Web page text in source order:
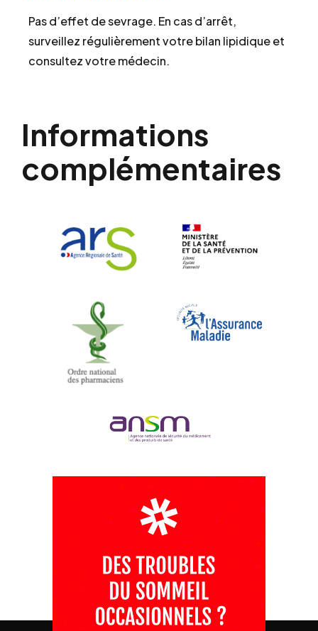
Pas d’effet de sevrage. En cas d’arrêt,
surveillez régulièrement votre bilan lipidique et
consultez votre médecin.
Informations
complémentaires